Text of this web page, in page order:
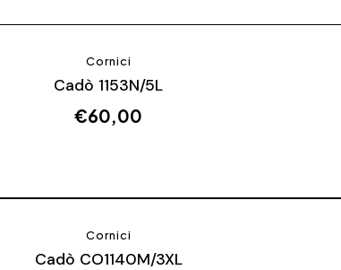
Cornici
Cadò 1153N/5L
€60,00
Cornici
Cadò CO1140M/3XL